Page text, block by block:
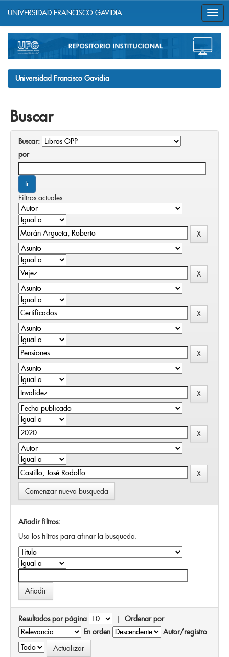
navigation
UNIVERSIDAD FRANCISCO GAVIDIA
Universidad Francisco Gavidia
Buscar
Buscar:
por
Filtros actuales:
Comenzar nueva busqueda
Añadir filtros:
Usa los filtros para afinar la busqueda.
Resultados por página | Ordenar por
En orden
Autor/registro